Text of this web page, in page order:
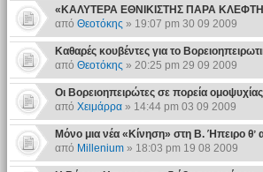
«ΚΑΛΥΤΕΡΑ ΕΘΝΙΚΙΣΤΗΣ ΠΑΡΑ
από Θεοτόκης » 19:07 pm 30 09 2009
Καθαρές κουβέντες για το
από Θεοτόκης » 20:25 pm 29 09 2009
Οι Βορειοηπειρώτες σε πορεία
από Χειμάρρα» 14:44 pm 03 09 2009
Μόνο μια νέα «Κίνηση» στη Β. Ήπειρο θʼ
από Millenium» 18:03 pm 19 08 2009